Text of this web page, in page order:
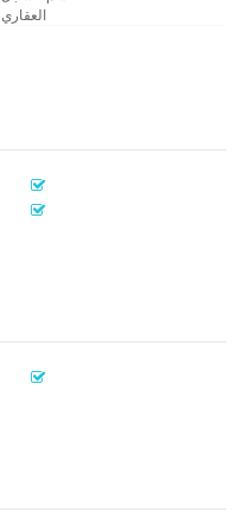
العقاري